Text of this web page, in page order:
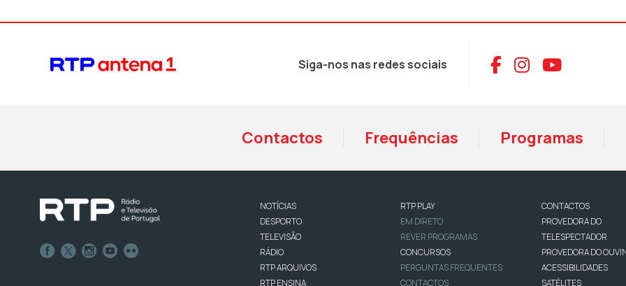
Siga-nos nas redes sociais Aceder ao
Aceder ao
Aceder
Contactos Frequências Programas
NOTÍCIAS
DESPORTO
TELEVISÃO
RÁDIO
RTP ARQUIVOS
RTP ENSINA
RTP PLAY
EM DIRETO
REVER PROGRAMAS
CONCURSOS
PERGUNTAS FREQUENTES
CONTACTOS
CONTACTOS
PROVEDORA DO
TELESPECTADOR
PROVEDORA DO
ACESSIBILIDADES
SATÉLITES